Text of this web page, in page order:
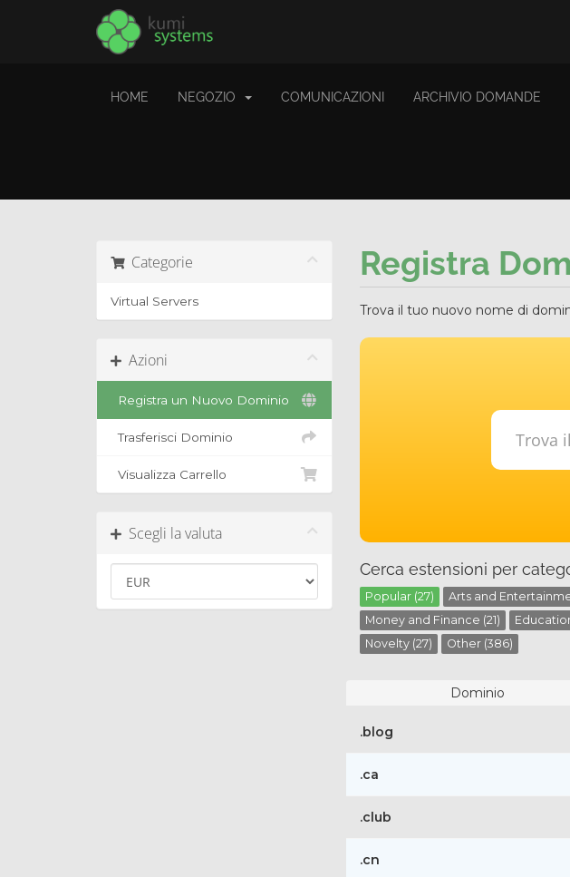
HOME NEGOZIO COMUNICAZIONI ARCHIVIO DOMANDE
Categorie
Virtual Servers
Azioni
Registra un Nuovo Dominio
Trasferisci Dominio
Visualizza Carrello
Scegli la valuta
Registra
Trova il tuo nuovo nome di
Cerca estensioni per
Popular (27) Arts and
Money and Finance (21)
Novelty (27)
Other (386)
Dominio
.blog
.ca
.club
.cn